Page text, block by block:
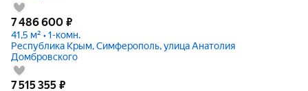
7 486 600 ₽
41,5 м² • 1-комн.
Республика Крым, Симферополь, улица Анатолия
Домбровского
7 515 355 ₽